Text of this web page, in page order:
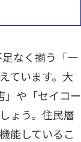
なく揃う「一
ています。大
」や「セイコー
ょう。住民層
能しているこ